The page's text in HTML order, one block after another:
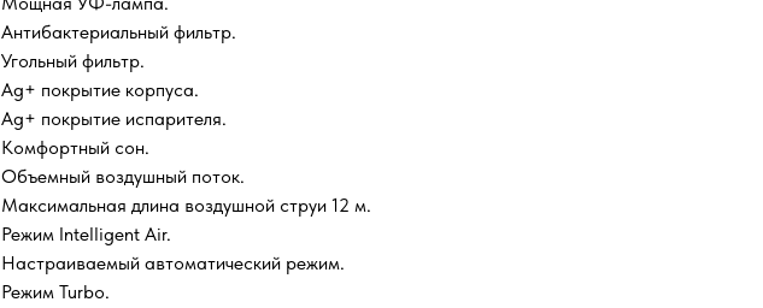
Антибактериальный фильтр.
Угольный фильтр.
Ag+ покрытие корпуса.
Ag+ покрытие испарителя.
Комфортный сон.
Объемный воздушный поток.
Максимальная длина воздушной струи 12 м.
Режим Intelligent Air.
Настраиваемый автоматический режим.
Режим Turbo.